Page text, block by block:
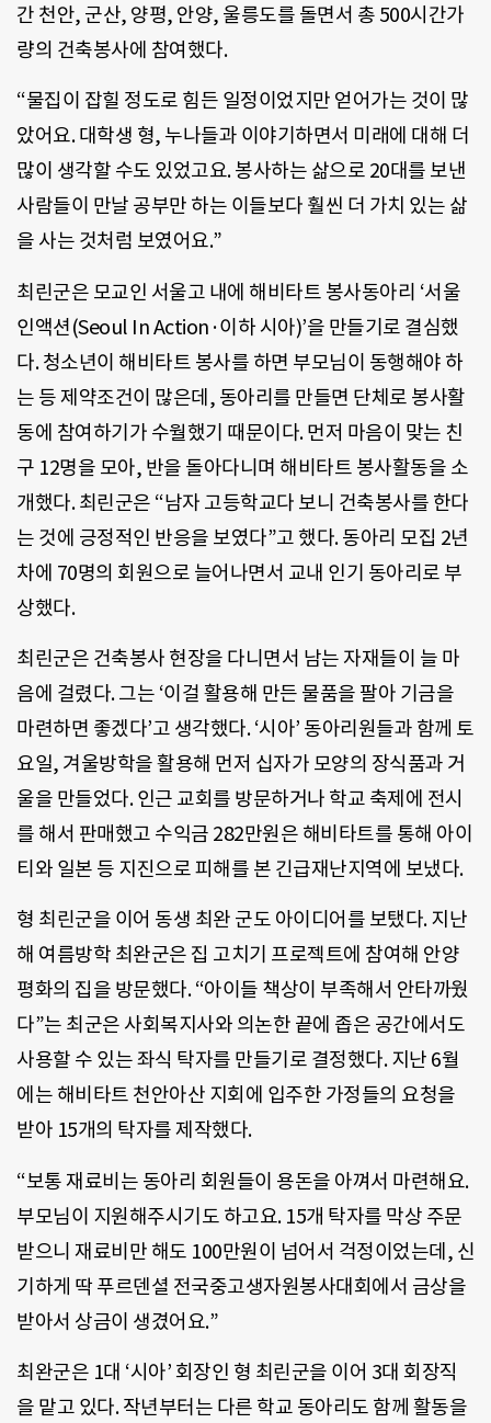
간 천안, 군산, 양평, 안양, 울릉도를 돌면서 총 500시간가
량의 건축봉사에 참여했다.
“물집이 잡힐 정도로 힘든 일정이었지만 얻어가는 것이 많
았어요. 대학생 형, 누나들과 이야기하면서 미래에 대해 더
많이 생각할 수도 있었고요. 봉사하는 삶으로 20대를 보낸
사람들이 만날 공부만 하는 이들보다 훨씬 더 가치 있는 삶
을 사는 것처럼 보였어요.”
최린군은 모교인 서울고 내에 해비타트 봉사동아리 ‘서울
인액션(Seoul In Action·이하 시아)’을 만들기로 결심했
다. 청소년이 해비타트 봉사를 하면 부모님이 동행해야 하
는 등 제약조건이 많은데, 동아리를 만들면 단체로 봉사활
동에 참여하기가 수월했기 때문이다. 먼저 마음이 맞는 친
구 12명을 모아, 반을 돌아다니며 해비타트 봉사활동을 소
개했다. 최린군은 “남자 고등학교다 보니 건축봉사를 한다
는 것에 긍정적인 반응을 보였다”고 했다. 동아리 모집 2년
차에 70명의 회원으로 늘어나면서 교내 인기 동아리로 부
상했다.
최린군은 건축봉사 현장을 다니면서 남는 자재들이 늘 마
음에 걸렸다. 그는 ‘이걸 활용해 만든 물품을 팔아 기금을
마련하면 좋겠다’고 생각했다. ‘시아’ 동아리원들과 함께 토
요일, 겨울방학을 활용해 먼저 십자가 모양의 장식품과 거
울을 만들었다. 인근 교회를 방문하거나 학교 축제에 전시
를 해서 판매했고 수익금 282만원은 해비타트를 통해 아이
티와 일본 등 지진으로 피해를 본 긴급재난지역에 보냈다.
형 최린군을 이어 동생 최완 군도 아이디어를 보탰다. 지난
해 여름방학 최완군은 집 고치기 프로젝트에 참여해 안양
평화의 집을 방문했다. “아이들 책상이 부족해서 안타까웠
다”는 최군은 사회복지사와 의논한 끝에 좁은 공간에서도
사용할 수 있는 좌식 탁자를 만들기로 결정했다. 지난 6월
에는 해비타트 천안아산 지회에 입주한 가정들의 요청을
받아 15개의 탁자를 제작했다.
“보통 재료비는 동아리 회원들이 용돈을 아껴서 마련해요.
부모님이 지원해주시기도 하고요. 15개 탁자를 막상 주문
받으니 재료비만 해도 100만원이 넘어서 걱정이었는데, 신
기하게 딱 푸르덴셜 전국중고생자원봉사대회에서 금상을
받아서 상금이 생겼어요.”
최완군은 1대 ‘시아’ 회장인 형 최린군을 이어 3대 회장직
을 맡고 있다. 작년부터는 다른 학교 동아리도 함께 활동을